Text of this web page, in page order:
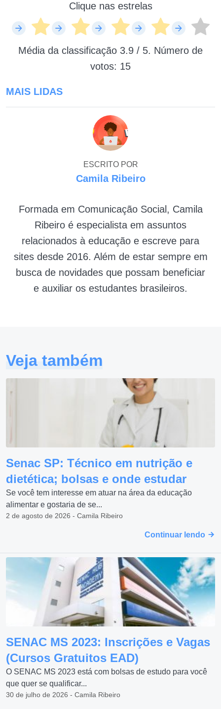
Clique nas estrelas
Média da classificação 3.9 / 5. Número de
votos: 15
MAIS LIDAS
ESCRITO POR
Camila Ribeiro
Formada em Comunicação Social, Camila
Ribeiro é especialista em assuntos
relacionados à educação e escreve para
sites desde 2016. Além de estar sempre em
busca de novidades que possam beneficiar
e auxiliar os estudantes brasileiros.
Veja também
Senac SP: Técnico em nutrição e
dietética; bolsas e onde estudar
Se você tem interesse em atuar na área da educação
alimentar e gostaria de se...
2 de agosto de 2026 - Camila Ribeiro
Continuar lendo
SENAC MS 2023: Inscrições e Vagas
(Cursos Gratuitos EAD)
O SENAC MS 2023 está com bolsas de estudo para você
que quer se qualificar...
30 de julho de 2026 - Camila Ribeiro